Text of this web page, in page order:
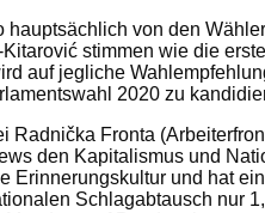
hauptsächlich von den
stimmen wie die
auf jegliche
2020 zu
Radnička Fronta
den Kapitalismus und
Erinnerungskultur und hat
Schlagabtausch nur